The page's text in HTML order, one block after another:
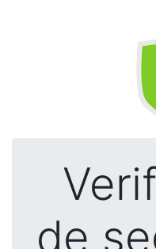
de